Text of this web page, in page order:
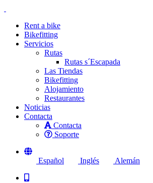
Rent a bike
Bikefitting
Servicios
Rutas
Rutas s´Escapada
Las Tiendas
Bikefitting
Alojamiento
Restaurantes
Noticias
Contacta
Contacta
Soporte
Español Inglés Alemán